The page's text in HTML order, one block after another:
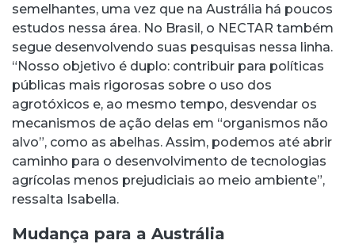
semelhantes, uma vez que na Austrália há poucos
estudos nessa área. No Brasil, o NECTAR também
segue desenvolvendo suas pesquisas nessa linha.
“Nosso objetivo é duplo: contribuir para políticas
públicas mais rigorosas sobre o uso dos
agrotóxicos e, ao mesmo tempo, desvendar os
mecanismos de ação delas em “organismos não
alvo”, como as abelhas. Assim, podemos até abrir
caminho para o desenvolvimento de tecnologias
agrícolas menos prejudiciais ao meio ambiente”,
ressalta Isabella.
Mudança para a Austrália